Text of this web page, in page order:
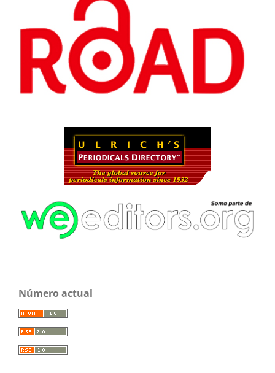
Número actual